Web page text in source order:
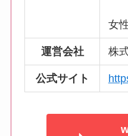
女
運営会社 株
公式サイト